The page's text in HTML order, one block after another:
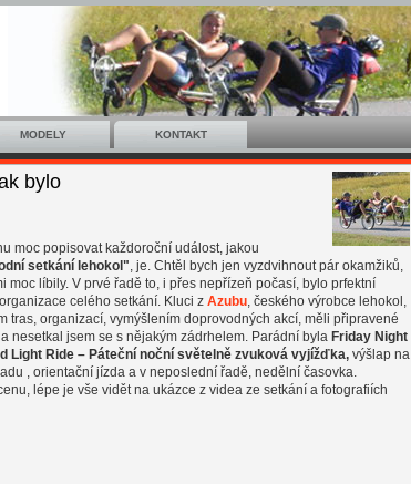
MODELY KONTAKT
bylo
moc popisovat každoroční událost, jakou
setkání lehokol", je. Chtěl bych jen vyzdvihnout pár okamžiků,
moc líbily. V prvé řadě to, i přes nepřízeň počasí, bylo prfektní
celého setkání. Kluci z Azubu, českého výrobce lehokol,
tras, organizací, vymýšlením doprovodných akcí, měli připravené
nesetkal jsem se s nějakým zádrhelem. Parádní byla Friday Night
Light Ride – Páteční noční světelně zvuková vyjížďka, výšlap na
, orientační jízda a v neposlední řadě, nedělní časovka.
lépe je vše vidět na ukázce z videa ze setkání a fotografiích